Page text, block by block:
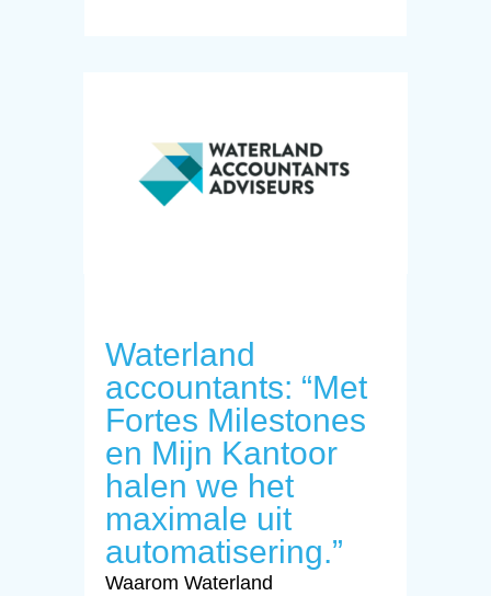
Waterland
accountants: “Met
Fortes Milestones
en Mijn Kantoor
halen we het
maximale uit
automatisering.”
Waarom Waterland